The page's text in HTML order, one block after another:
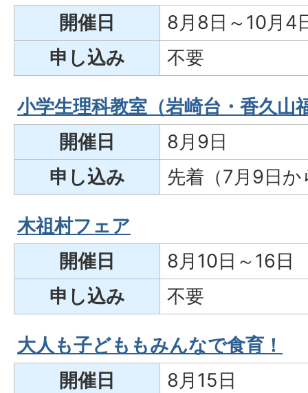
開催日
8月8日～10月4
申し込み
不要
小学生理科教室（岩崎台・香久山
開催日
8月9日
申し込み
先着（7月9日か
木祖村フェア
開催日
8月10日～16日
申し込み
不要
大人も子どももみんなで食育！
開催日
8月15日